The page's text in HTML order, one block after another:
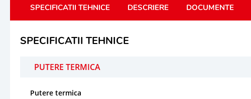
SPECIFICATII TEHNICE DESCRIERE DOCUMENTE
SPECIFICATII TEHNICE
PUTERE TERMICA
Putere termica